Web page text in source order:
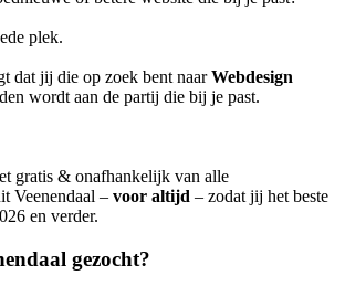
plek.
dat jij die op zoek bent naarWebdesign
wordt aan de partij die bij je past.
gratis & onafhankelijk van alle
Veenendaal – voor altijd – zodat jij het beste
en verder.
gezocht?